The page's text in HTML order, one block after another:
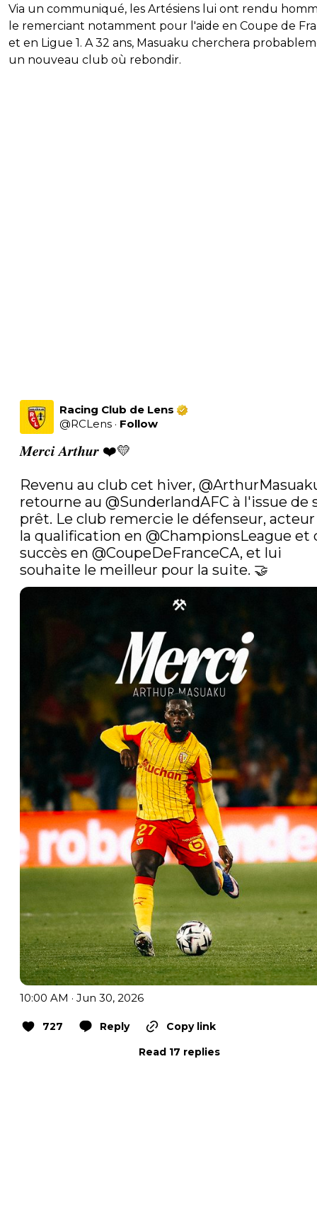
Via un communiqué, les Artésiens lui ont rendu
le remerciant notamment pour l'aide en Coupe de
et en Ligue 1. A 32 ans, Masuaku cherchera
un nouveau club où rebondir.
Racing Club de Lens
@RCLens · Follow
𝑴𝒆𝒓𝒄𝒊 𝑨𝒓𝒕𝒉𝒖𝒓 ❤️💛
Revenu au club cet hiver,
retourne au @SunderlandAFC à l'issue de
prêt. Le club remercie le défenseur,
la qualification en @ChampionsLeague et
succès en @CoupeDeFranceCA, et lui
souhaite le meilleur pour la suite. 🤝
10:00 AM · Jun 30, 2026
727 Reply
Copy link
Read 17 replies